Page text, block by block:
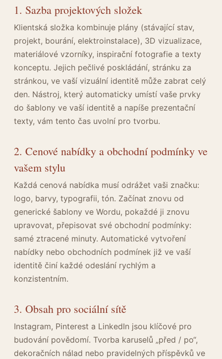
1. Sazba projektových složek
Klientská složka kombinuje plány (stávající stav,
projekt, bourání, elektroinstalace), 3D vizualizace,
materiálové vzorníky, inspirační fotografie a texty
konceptu. Jejich pečlivé poskládání, stránku za
stránkou, ve vaší vizuální identitě může zabrat celý
den. Nástroj, který automaticky umístí vaše prvky
do šablony ve vaší identitě a napíše prezentační
texty, vám tento čas uvolní pro tvorbu.
2. Cenové nabídky a obchodní podmínky ve
vašem stylu
Každá cenová nabídka musí odrážet vaši značku:
logo, barvy, typografii, tón. Začínat znovu od
generické šablony ve Wordu, pokaždé ji znovu
upravovat, přepisovat své obchodní podmínky:
samé ztracené minuty. Automatické vytvoření
nabídky nebo obchodních podmínek již ve vaší
identitě činí každé odeslání rychlým a
konzistentním.
3. Obsah pro sociální sítě
Instagram, Pinterest a LinkedIn jsou klíčové pro
budování povědomí. Tvorba karuselů „před / po“,
dekoračních nálad nebo pravidelných příspěvků ve